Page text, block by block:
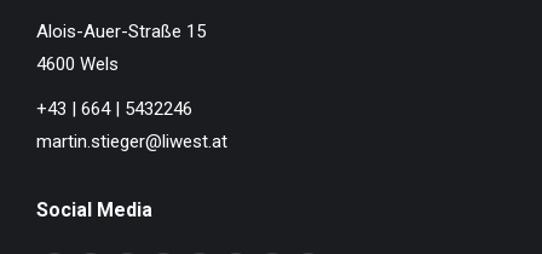
Alois-Auer-Straße 15
4600 Wels
+43 | 664 | 5432246
martin.stieger@liwest.at
Social Media